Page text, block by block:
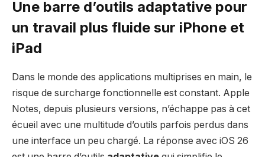
Une barre d’outils adaptative pour
un travail plus fluide sur iPhone et
iPad
Dans le monde des applications multiprises en main, le
risque de surcharge fonctionnelle est constant. Apple
Notes, depuis plusieurs versions, n’échappe pas à cet
écueil avec une multitude d’outils parfois perdus dans
une interface un peu chargé. La réponse avec iOS 26